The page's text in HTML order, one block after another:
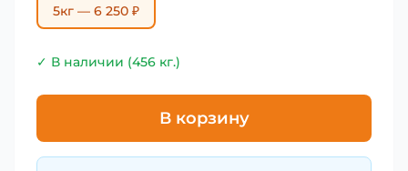
5кг — 6 250 ₽
✓ В наличии (456 кг.)
В корзину